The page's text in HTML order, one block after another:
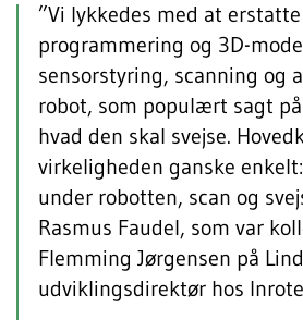
”Vi lykkedes med at
programmering og 3D-
sensorstyring, scanning og
robot, som populært sagt
hvad den skal svejse.
virkeligheden ganske
under robotten, scan og
Rasmus Faudel, som var
Flemming Jørgensen på
udviklingsdirektør hos